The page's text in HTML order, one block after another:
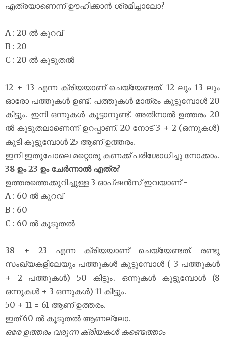
എത്രയാണെന്ന് ഊഹിക്കാൻ ശ്രമിച്ചാലോ?
A : 20 ൽ കുറവ്
B : 20
C : 20 ൽ കുടുതൽ
12 + 13 എന്ന ക്രിയയാണ് ചെയ്യേണ്ടത്. 12 ലും 13 ലും
ഓരോ പത്തുകൾ ഉണ്ട്. പത്തുകൾ മാത്രം കൂട്ടുമ്പോൾ 20
കിട്ടും. ഇനി ഒന്നുകൾ കൂട്ടാനുണ്ട്. അതിനാൽ ഉത്തരം 20
ൽ കൂടുതലാണെന്ന് ഉറപ്പാണ്. 20 നോട് 3 + 2 (ഒന്നുകൾ)
കൂടി കൂട്ടുമ്പോൾ 25 ആണ് ഉത്തരം.
ഇനി ഇതുപോലെ മറ്റൊരു കണക്ക് പരിശോധിച്ചു നോക്കാം.
38 ഉം 23 ഉം ചേർന്നാൽ എത്ര?
ഉത്തരത്തെക്കുറിച്ചുള്ള 3 ഓപ്ഷൻസ് ഇവയാണ് -
A : 60 ൽ കുറവ്
B : 60
C : 60 ൽ കൂടുതൽ
38 + 23 എന്ന ക്രിയയാണ് ചെയ്യേണ്ടത്. രണ്ടു
സംഖ്യകളിലേയും പത്തുകൾ കൂട്ടുമ്പോൾ ( 3 പത്തുകൾ
+ 2 പത്തുകൾ) 50 കിട്ടും. ഒന്നുകൾ കൂട്ടുമ്പോൾ (8
ഒന്നുകൾ + 3 ഒന്നുകൾ) 11 കിട്ടും.
50 + 11 = 61 ആണ് ഉത്തരം.
ഇത് 60 ൽ കൂടുതൽ ആണല്ലോ.
ഒരേ ഉത്തരം വരുന്ന ക്രിയകൾ കണ്ടെത്താം